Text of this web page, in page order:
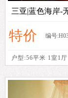
三亚|蓝色海岸-
特价 编号
户型:56平米 1室1